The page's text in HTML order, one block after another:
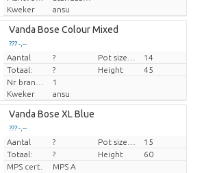
Kweker
ansu
Vanda Bose Colour Mixed
??? -,--
Prijs per stuk
Aantal ?
14
Totaal:
? Height
45
1
Kweker
ansu
Vanda Bose XL Blue
??? -,--
Prijs per stuk
Aantal ?
15
Totaal:
? Height
60
MPS cert.
MPS A